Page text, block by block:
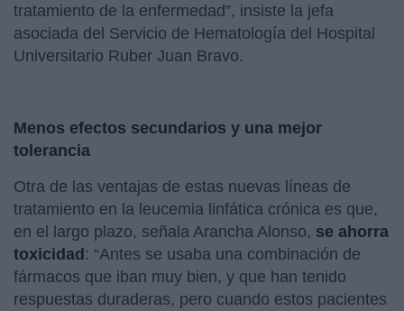
tratamiento de la enfermedad”, insiste la jefa
asociada del Servicio de Hematología del Hospital
Universitario Ruber Juan Bravo.
Menos efectos secundarios y una mejor
tolerancia
Otra de las ventajas de estas nuevas líneas de
tratamiento en la leucemia linfática crónica es que,
en el largo plazo, señala Arancha Alonso, se ahorra
toxicidad: “Antes se usaba una combinación de
fármacos que iban muy bien, y que han tenido
respuestas duraderas, pero cuando estos pacientes